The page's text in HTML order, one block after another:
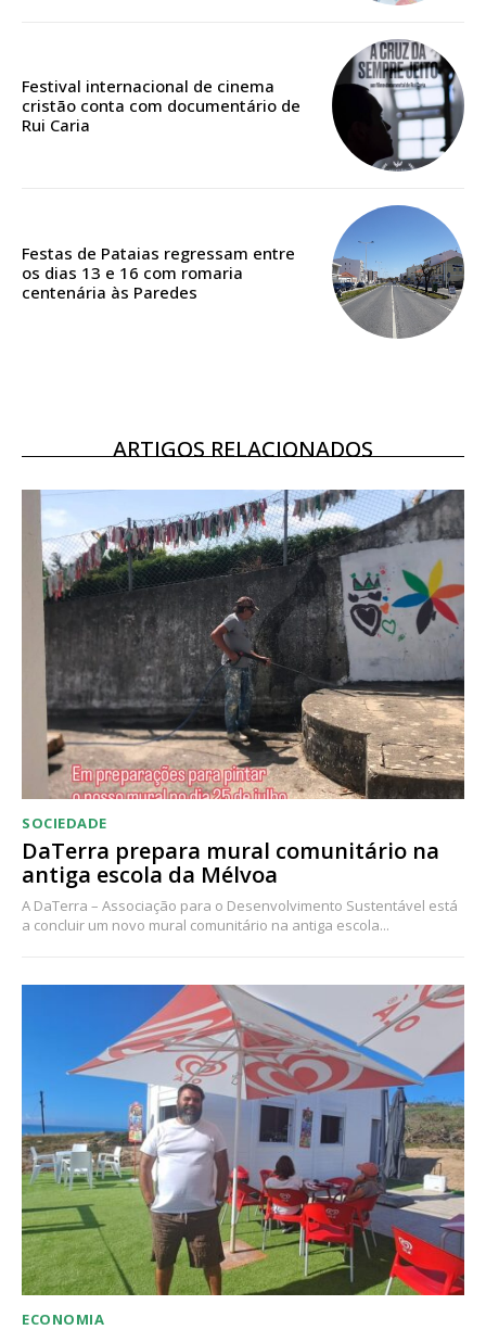
Acesso ao conteúdo online
Acesso aos conteúdos Exclusivos para
assinantes
Acesso ao conteúdo online
Acesso aos conteúdos Exclusivos para
assinantes
Ofertas para assinatura anual
Escolha o plano
Festival internacional de cinema
cristão conta com documentário de
Rui Caria
Festas de Pataias regressam entre
os dias 13 e 16 com romaria
centenária às Paredes
ARTIGOS RELACIONADOS
SOCIEDADE
DaTerra prepara mural comunitário na
antiga escola da Mélvoa
A DaTerra – Associação para o Desenvolvimento Sustentável está
a concluir um novo mural comunitário na antiga escola...
ECONOMIA